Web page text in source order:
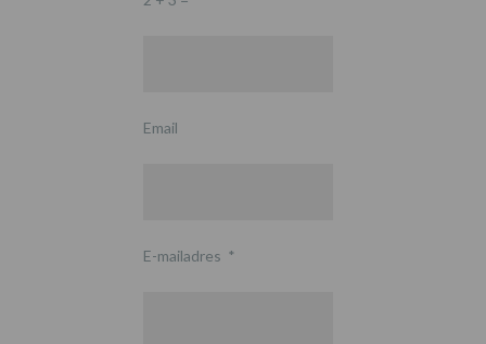
Email
E-mailadres *